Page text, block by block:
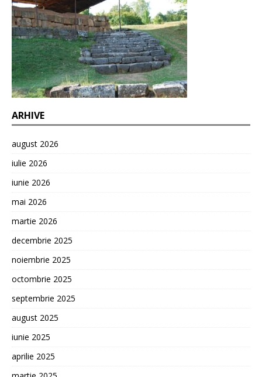
ARHIVE
august 2026
iulie 2026
iunie 2026
mai 2026
martie 2026
decembrie 2025
noiembrie 2025
octombrie 2025
septembrie 2025
august 2025
iunie 2025
aprilie 2025